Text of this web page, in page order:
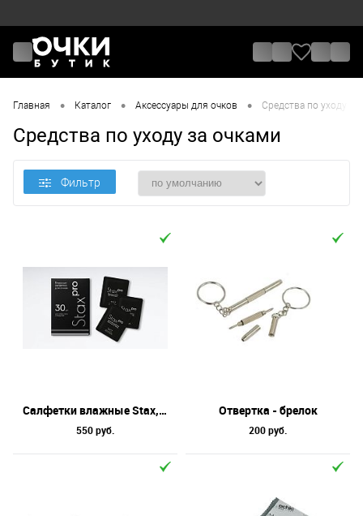
Главная • Каталог • Аксессуары для очков • Средства по уходу за
Средства по уходу за очками
Цена
Отметки
Бренд
Фильтр
Салфетки влажные Stax, 30шт
550 руб.
Отвертка - брелок
200 руб.